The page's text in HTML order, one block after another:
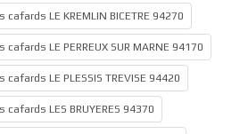
LE KREMLIN BICETRE 94270
LE PERREUX SUR MARNE 94170
LE PLESSIS TREVISE 94420
LES BRUYERES 94370